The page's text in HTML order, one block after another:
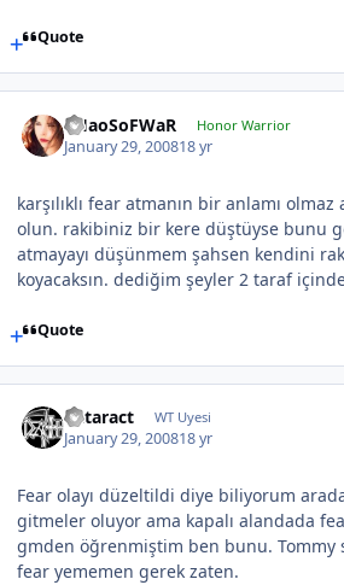
Quote
CHaoSoFWaR Honor Warrior
January 29, 200818 yr
karşılıklı fear atmanın bir anlamı olmaz
olun. rakibiniz bir kere düştüyse bunu
atmayayı düşünmem şahsen kendini
koyacaksın. dediğim şeyler 2 taraf
Quote
Cataract WT Uyesi
January 29, 200818 yr
Fear olayı düzeltildi diye biliyorum
gitmeler oluyor ama kapalı alandada
gmden öğrenmiştim ben bunu. Tommy
fear yememen gerek zaten.